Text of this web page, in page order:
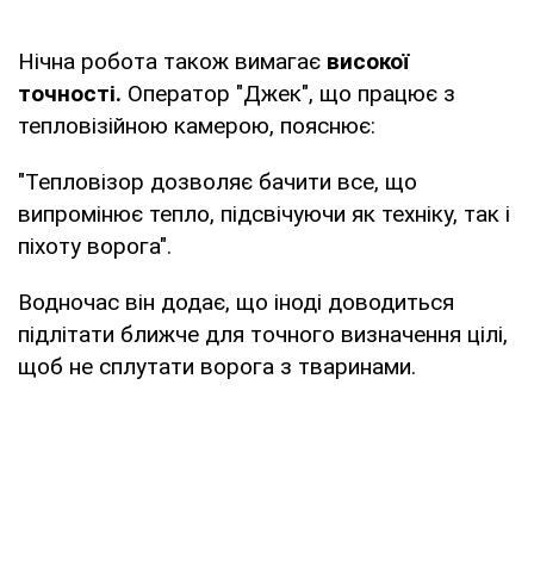
Нічна робота також вимагає високої
точності. Оператор "Джек", що працює з
тепловізійною камерою, пояснює:
"Тепловізор дозволяє бачити все, що
випромінює тепло, підсвічуючи як техніку, так і
піхоту ворога".
Водночас він додає, що іноді доводиться
підлітати ближче для точного визначення цілі,
щоб не сплутати ворога з тваринами.